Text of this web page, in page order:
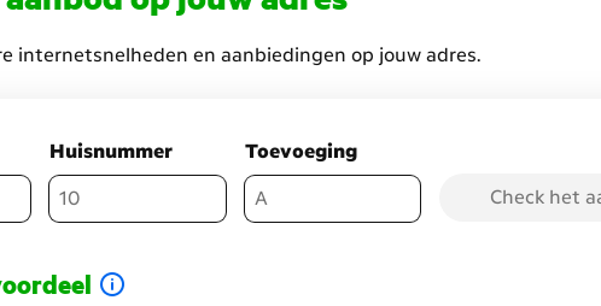
internetsnelheden en aanbiedingen op jouw adres.
Huisnummer Toevoeging
Check het